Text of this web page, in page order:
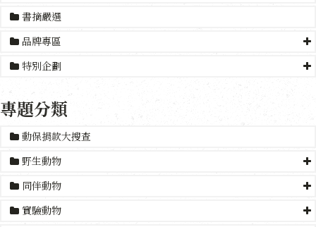
書摘嚴選
品牌專區
特別企劃
專題分類
動保捐款大搜查
野生動物
同伴動物
實驗動物